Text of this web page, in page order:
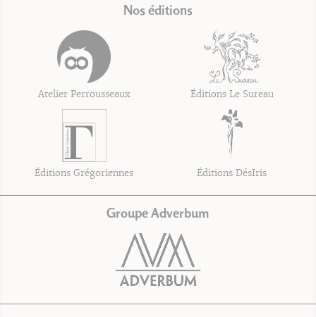
Nos éditions
Atelier Perrousseaux Éditions Le Sureau
Éditions Grégoriennes Éditions DésIris
Groupe Adverbum